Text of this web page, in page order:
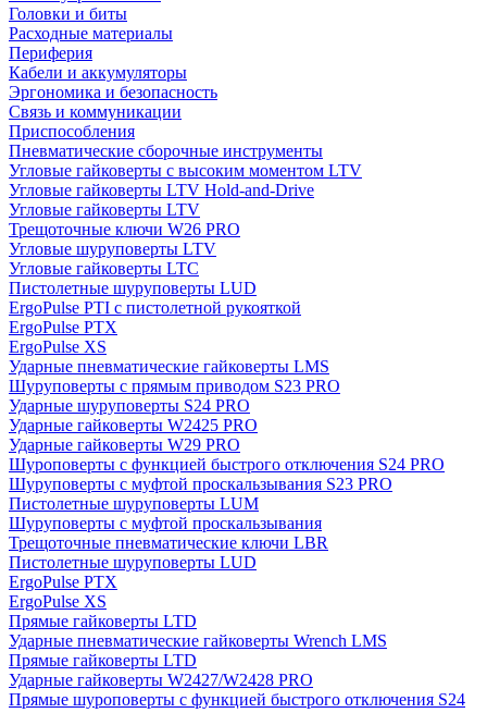
Головки и биты
Расходные материалы
Периферия
Кабели и аккумуляторы
Эргономика и безопасность
Связь и коммуникации
Приспособления
Пневматические сборочные инструменты
Угловые гайковерты с высоким моментом LTV
Угловые гайковерты LTV Hold-and-Drive
Угловые гайковерты LTV
Трещоточные ключи W26 PRO
Угловые шуруповерты LTV
Угловые гайковерты LTC
Пистолетные шуруповерты LUD
ErgoPulse PTI с пистолетной рукояткой
ErgoPulse PTX
ErgoPulse XS
Ударные пневматические гайковерты LMS
Шуруповерты с прямым приводом S23 PRO
Ударные шуруповерты S24 PRO
Ударные гайковерты W2425 PRO
Ударные гайковерты W29 PRO
Шуроповерты с функцией быстрого отключения S24 PRO
Шуруповерты с муфтой проскальзывания S23 PRO
Пистолетные шуруповерты LUM
Шуруповерты с муфтой проскальзывания
Трещоточные пневматические ключи LBR
Пистолетные шуруповерты LUD
ErgoPulse PTX
ErgoPulse XS
Прямые гайковерты LTD
Ударные пневматические гайковерты Wrench LMS
Прямые гайковерты LTD
Ударные гайковерты W2427/W2428 PRO
Прямые шуроповерты с функцией быстрого отключения S24